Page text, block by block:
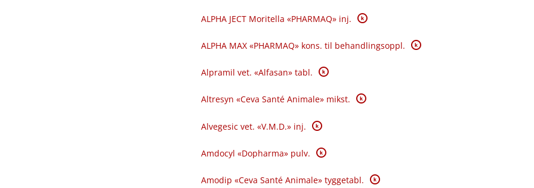
ALPHA JECT Moritella «PHARMAQ» inj. K
ALPHA MAX «PHARMAQ» kons. til behandlingsoppl. K
Alpramil vet. «Alfasan» tabl. K
Altresyn «Ceva Santé Animale» mikst. K
Alvegesic vet. «V.M.D.» inj. K
Amdocyl «Dopharma» pulv. K
Amodip «Ceva Santé Animale» tyggetabl. K